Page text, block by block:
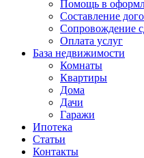
Помощь в
Составление
Сопровождение
Оплата услуг
База недвижимости
Комнаты
Квартиры
Дома
Дачи
Гаражи
Ипотека
Статьи
Контакты